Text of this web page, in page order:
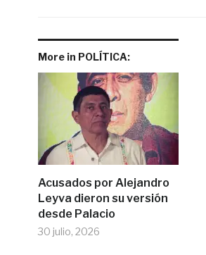
More in POLÍTICA:
Acusados por Alejandro
Leyva dieron su versión
desde Palacio
30 julio, 2026